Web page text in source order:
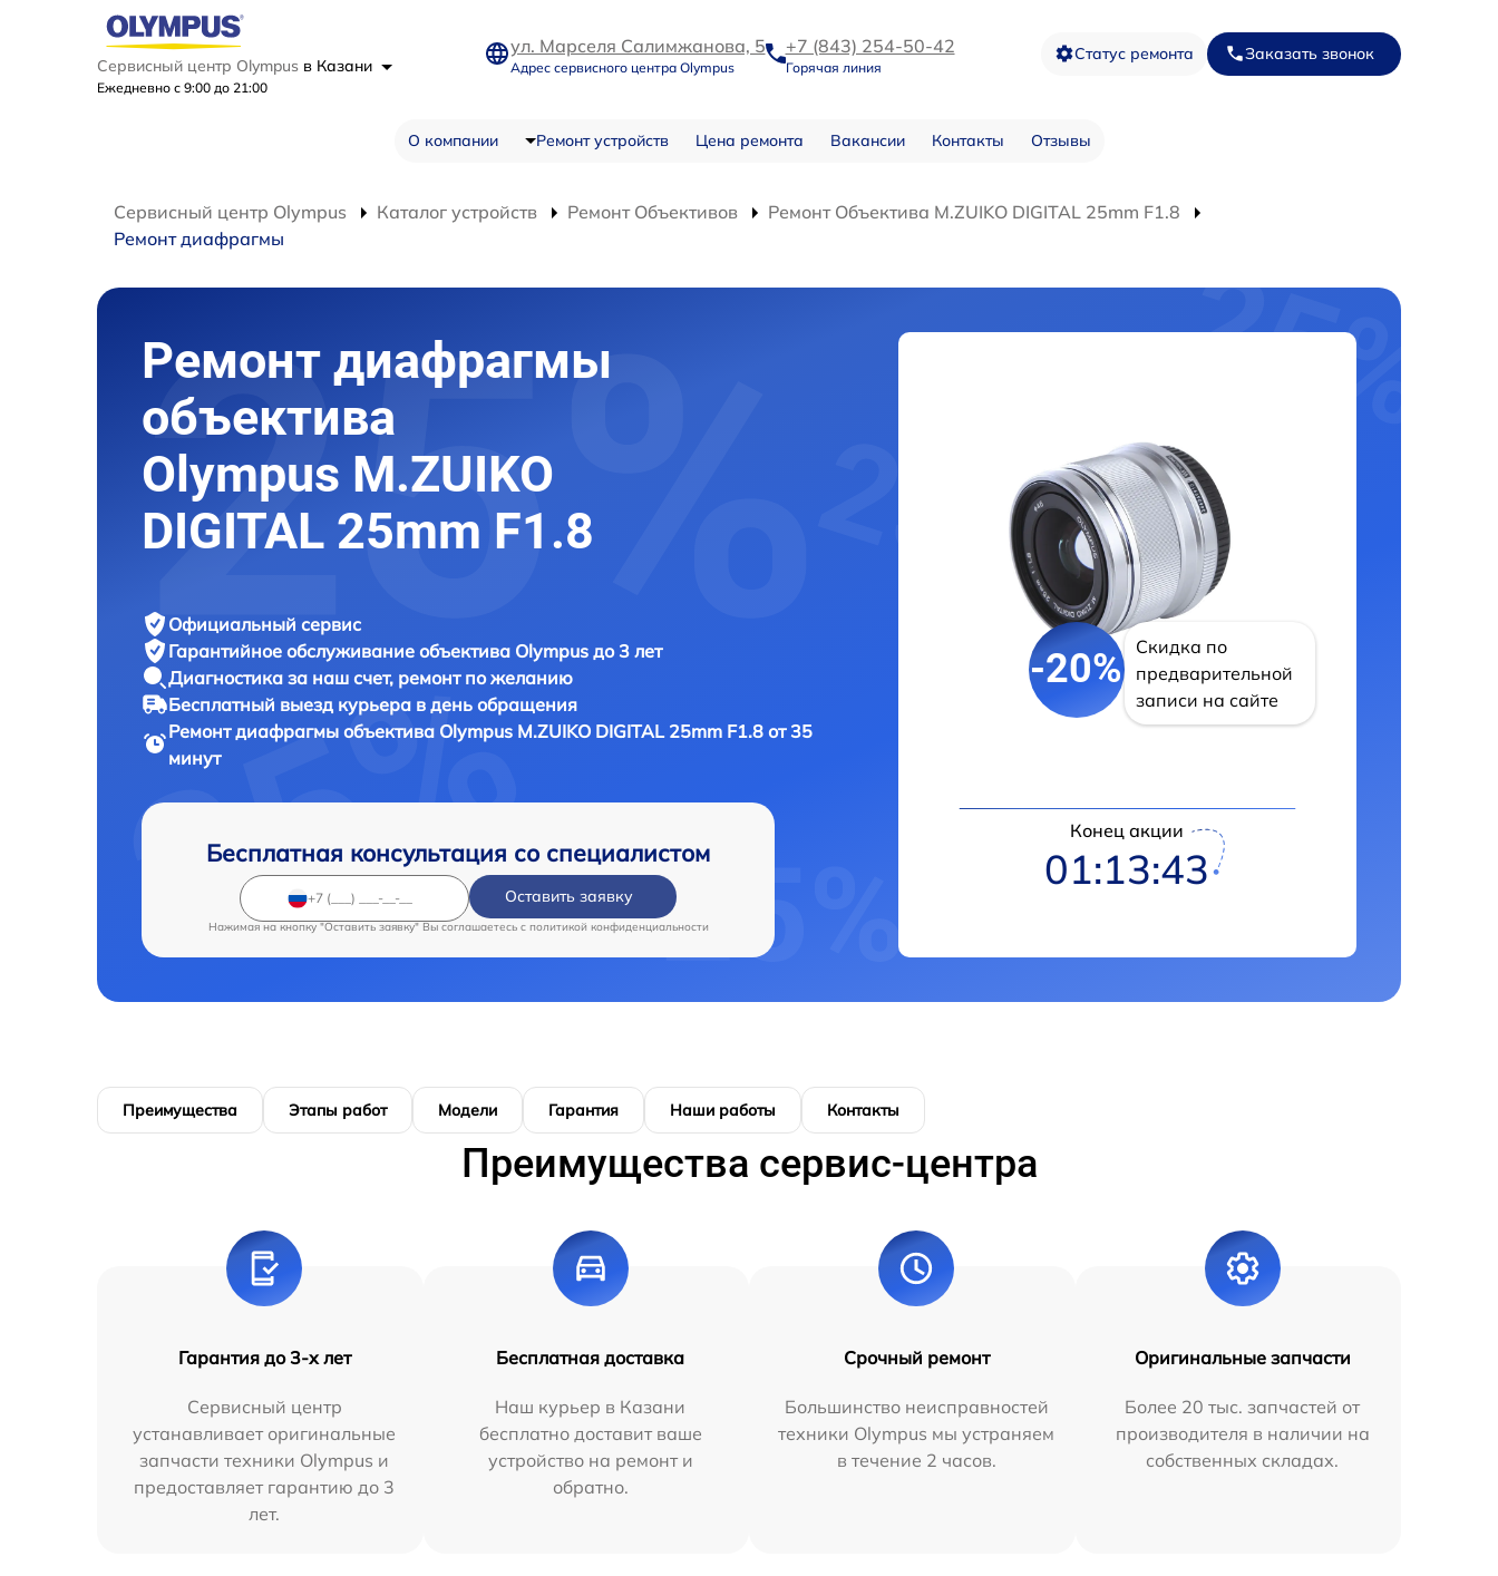
Сервисный центр Olympus в Казани
Ежедневно с 9:00 до 21:00
ул. Марселя Салимжанова, 5
Адрес сервисного центра Olympus
+7 (843) 254-50-42
Горячая линия
Статус ремонта Заказать звонок
О компании Ремонт устройств Цена ремонта Вакансии Контакты Отзывы
Сервисный центр Olympus Каталог устройств Ремонт Объективов
Ремонт Объектива M.ZUIKO DIGITAL 25mm F1.8
Ремонт диафрагмы
Ремонт диафрагмы
объектива
Olympus M.ZUIKO
DIGITAL 25mm F1.8
Официальный сервис
Гарантийное обслуживание объектива Olympus до 3 лет
Диагностика за наш счет, ремонт по желанию
Бесплатный выезд курьера в день обращения
Ремонт диафрагмы объектива Olympus M.ZUIKO DIGITAL 25mm F1.8 от 35
минут
Бесплатная консультация со специалистом
Оставить заявку
Нажимая на кнопку "Оставить заявку" Вы соглашаетесь c политикой конфиденциальности
-20%
Скидка по
предварительной
записи на сайте
Конец акции
01:13:42
Преимущества Этапы работ Модели Гарантия Наши работы Контакты
Преимущества сервис-центра
Гарантия до 3-х лет
Сервисный центр
устанавливает оригинальные
запчасти техники Olympus и
предоставляет гарантию до 3
лет.
Бесплатная доставка
Наш курьер в Казани
бесплатно доставит ваше
устройство на ремонт и
обратно.
Срочный ремонт
Большинство неисправностей
техники Olympus мы устраняем
в течение 2 часов.
Оригинальные запчасти
Более 20 тыс. запчастей от
производителя в наличии на
собственных складах.